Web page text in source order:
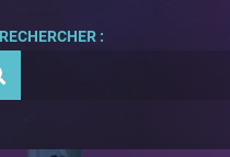
RECHERCHER :